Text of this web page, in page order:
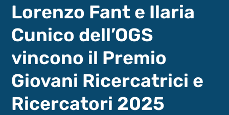
Lorenzo Fant e Ilaria
Cunico dell’OGS
vincono il Premio
Giovani Ricercatrici e
Ricercatori 2025